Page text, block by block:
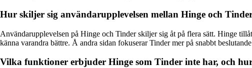
Hur skiljer sig användarupplevelsen mellan Hinge och
Användarupplevelsen på Hinge och Tinder skiljer sig åt på flera sätt. Hinge
känna varandra bättre. Å andra sidan fokuserar Tinder mer på snabbt
Vilka funktioner erbjuder Hinge som Tinder inte har, och